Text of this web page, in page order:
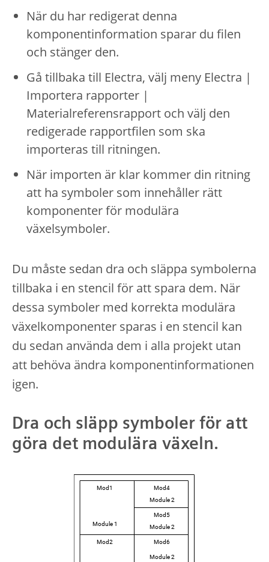
När du har redigerat denna
komponentinformation sparar du filen
och stänger den.
Gå tillbaka till Electra, välj meny Electra |
Importera rapporter |
Materialreferensrapport och välj den
redigerade rapportfilen som ska
importeras till ritningen.
När importen är klar kommer din ritning
att ha symboler som innehåller rätt
komponenter för modulära
växelsymboler.
Du måste sedan dra och släppa symbolerna
tillbaka i en stencil för att spara dem. När
dessa symboler med korrekta modulära
växelkomponenter sparas i en stencil kan
du sedan använda dem i alla projekt utan
att behöva ändra komponentinformationen
igen.
Dra och släpp symboler för att
göra det modulära växeln.